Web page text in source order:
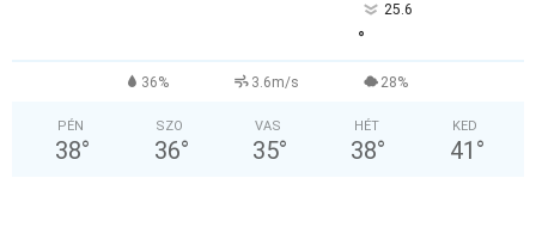
25.6
°
36% 3.6m/s 28%
PÉN
38°
SZO
36°
VAS
35°
HÉT
38°
KED
41 °